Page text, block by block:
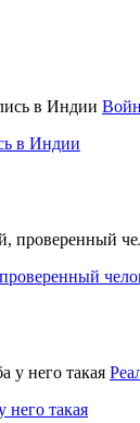
в Индии
него такая